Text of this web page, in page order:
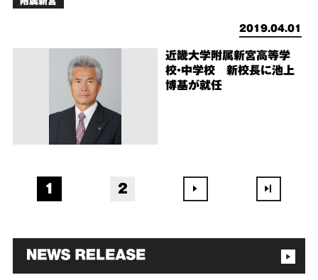
2019.04.01
近畿大学附属新宮高等学
校・中学校 新校長に池上
博基が就任
1 2